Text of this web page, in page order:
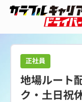
正社員
地場ルート
ク・土日祝